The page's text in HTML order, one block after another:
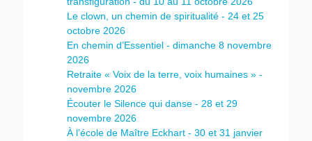
Le clown, un chemin de spiritualité - 24 et 25
octobre 2026
En chemin d’Essentiel - dimanche 8 novembre
2026
Retraite « Voix de la terre, voix humaines » -
novembre 2026
Écouter le Silence qui danse - 28 et 29
novembre 2026
À l’école de Maître Eckhart - 30 et 31 janvier